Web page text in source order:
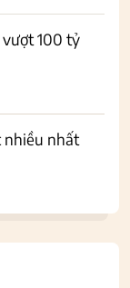
vượt 100 tỷ
nhiều nhất